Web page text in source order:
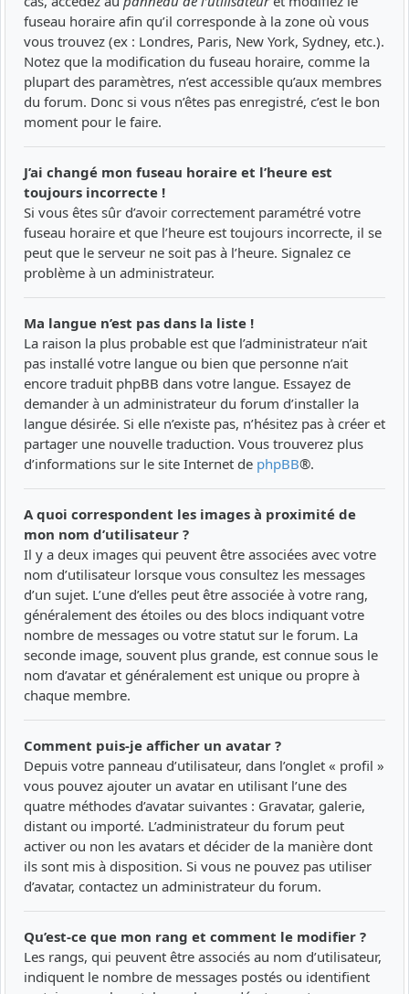
fuseau horaire afin qu’il corresponde à la zone où vous
vous trouvez (ex : Londres, Paris, New York, Sydney, etc.).
Notez que la modification du fuseau horaire, comme la
plupart des paramètres, n’est accessible qu’aux membres
du forum. Donc si vous n’êtes pas enregistré, c’est le bon
moment pour le faire.
J’ai changé mon fuseau horaire et l’heure est
toujours incorrecte !
Si vous êtes sûr d’avoir correctement paramétré votre
fuseau horaire et que l’heure est toujours incorrecte, il se
peut que le serveur ne soit pas à l’heure. Signalez ce
problème à un administrateur.
Ma langue n’est pas dans la liste !
La raison la plus probable est que l’administrateur n’ait
pas installé votre langue ou bien que personne n’ait
encore traduit phpBB dans votre langue. Essayez de
demander à un administrateur du forum d’installer la
langue désirée. Si elle n’existe pas, n’hésitez pas à créer et
partager une nouvelle traduction. Vous trouverez plus
d’informations sur le site Internet de phpBB®.
A quoi correspondent les images à proximité de
mon nom d’utilisateur ?
Il y a deux images qui peuvent être associées avec votre
nom d’utilisateur lorsque vous consultez les messages
d’un sujet. L’une d’elles peut être associée à votre rang,
généralement des étoiles ou des blocs indiquant votre
nombre de messages ou votre statut sur le forum. La
seconde image, souvent plus grande, est connue sous le
nom d’avatar et généralement est unique ou propre à
chaque membre.
Comment puis-je afficher un avatar ?
Depuis votre panneau d’utilisateur, dans l’onglet « profil »
vous pouvez ajouter un avatar en utilisant l’une des
quatre méthodes d’avatar suivantes : Gravatar, galerie,
distant ou importé. L’administrateur du forum peut
activer ou non les avatars et décider de la manière dont
ils sont mis à disposition. Si vous ne pouvez pas utiliser
d’avatar, contactez un administrateur du forum.
Qu’est-ce que mon rang et comment le modifier ?
Les rangs, qui peuvent être associés au nom d’utilisateur,
indiquent le nombre de messages postés ou identifient